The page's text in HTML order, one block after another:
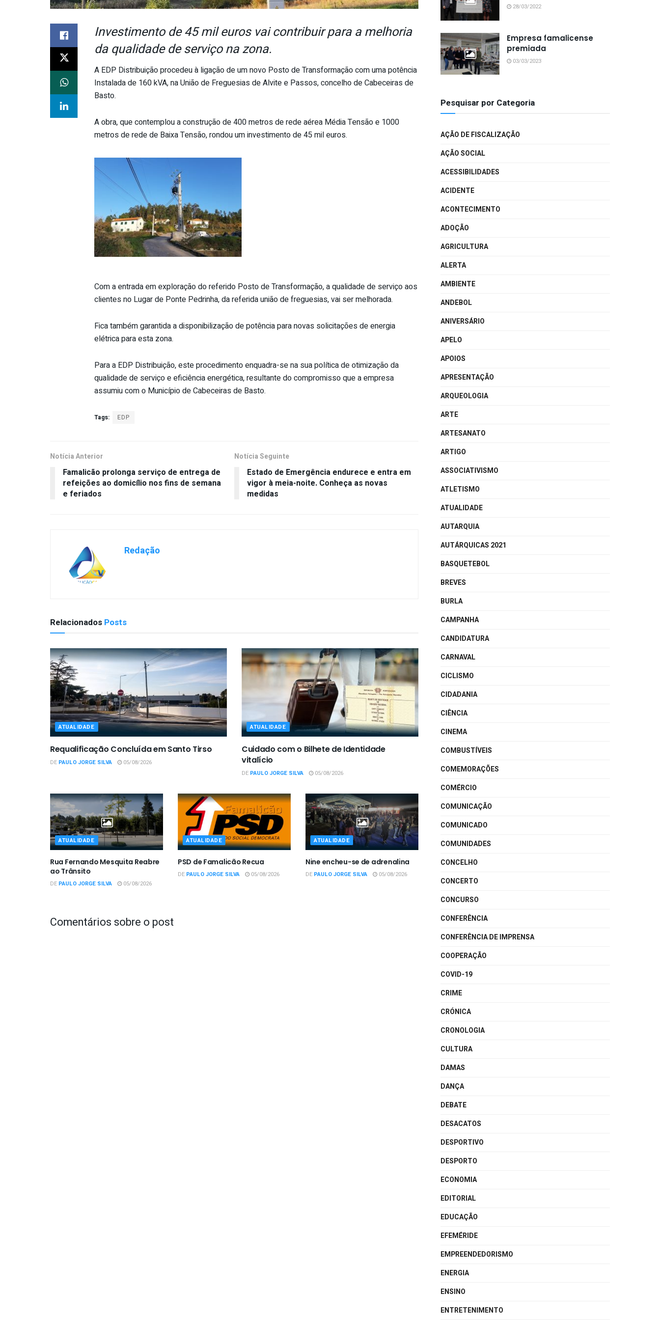
Investimento de 45 mil euros vai contribuir para a melhoria
da qualidade de serviço na zona.
A EDP Distribuição procedeu à ligação de um novo Posto de Transformação com uma potência
Instalada de 160 kVA, na União de Freguesias de Alvite e Passos, concelho de Cabeceiras de
Basto.
A obra, que contemplou a construção de 400 metros de rede aérea Média Tensão e 1000
metros de rede de Baixa Tensão, rondou um investimento de 45 mil euros.
Com a entrada em exploração do referido Posto de Transformação, a qualidade de serviço aos
clientes no Lugar de Ponte Pedrinha, da referida união de freguesias, vai ser melhorada.
Fica também garantida a disponibilização de potência para novas solicitações de energia
elétrica para esta zona.
Para a EDP Distribuição, este procedimento enquadra-se na sua política de otimização da
qualidade de serviço e eficiência energética, resultante do compromisso que a empresa
assumiu com o Município de Cabeceiras de Basto.
Tags: EDP
Notícia Anterior
Famalicão prolonga serviço de entrega de
refeições ao domicílio nos fins de semana
e feriados
Notícia Seguinte
Estado de Emergência endurece e entra em
vigor à meia-noite. Conheça as novas
medidas
Redação
Relacionados Posts
ATUALIDADE
Requalificação Concluída em Santo Tirso
DE PAULO JORGE SILVA 05/08/2026
ATUALIDADE
Cuidado com o Bilhete de Identidade
vitalício
DE PAULO JORGE SILVA 05/08/2026
ATUALIDADE
Rua Fernando Mesquita Reabre
ao Trânsito
DE PAULO JORGE SILVA 05/08/2026
ATUALIDADE
PSD de Famalicão Recua
DE PAULO JORGE SILVA 05/08/2026
ATUALIDADE
Nine encheu-se de adrenalina
DE PAULO JORGE SILVA 05/08/2026
Comentários sobre o post
28/03/2022
Empresa famalicense
premiada
03/03/2023
Pesquisar por Categoria
AÇÃO DE FISCALIZAÇÃO
AÇÃO SOCIAL
ACESSIBILIDADES
ACIDENTE
ACONTECIMENTO
ADOÇÃO
AGRICULTURA
ALERTA
AMBIENTE
ANDEBOL
ANIVERSÁRIO
APELO
APOIOS
APRESENTAÇÃO
ARQUEOLOGIA
ARTE
ARTESANATO
ARTIGO
ASSOCIATIVISMO
ATLETISMO
ATUALIDADE
AUTARQUIA
AUTÁRQUICAS 2021
BASQUETEBOL
BREVES
BURLA
CAMPANHA
CANDIDATURA
CARNAVAL
CICLISMO
CIDADANIA
CIÊNCIA
CINEMA
COMBUSTÍVEIS
COMEMORAÇÕES
COMÉRCIO
COMUNICAÇÃO
COMUNICADO
COMUNIDADES
CONCELHO
CONCERTO
CONCURSO
CONFERÊNCIA
CONFERÊNCIA DE IMPRENSA
COOPERAÇÃO
COVID-19
CRIME
CRÓNICA
CRONOLOGIA
CULTURA
DAMAS
DANÇA
DEBATE
DESACATOS
DESPORTIVO
DESPORTO
ECONOMIA
EDITORIAL
EDUCAÇÃO
EFEMÉRIDE
EMPREENDEDORISMO
ENERGIA
ENSINO
ENTRETENIMENTO